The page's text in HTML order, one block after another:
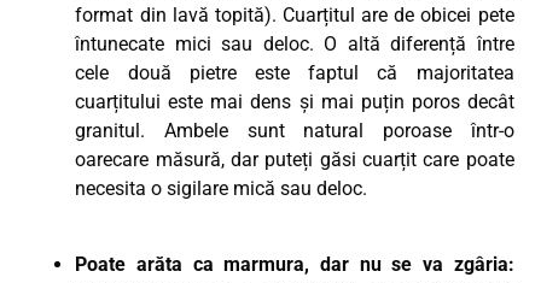
format din lavă topită). Cuarțitul are de obicei pete
întunecate mici sau deloc. O altă diferență între
cele două pietre este faptul că majoritatea
cuarțitului este mai dens și mai puțin poros decât
granitul. Ambele sunt natural poroase într-o
oarecare măsură, dar puteți găsi cuarțit care poate
necesita o sigilare mică sau deloc.
Poate arăta ca marmura, dar nu se va zgâria: